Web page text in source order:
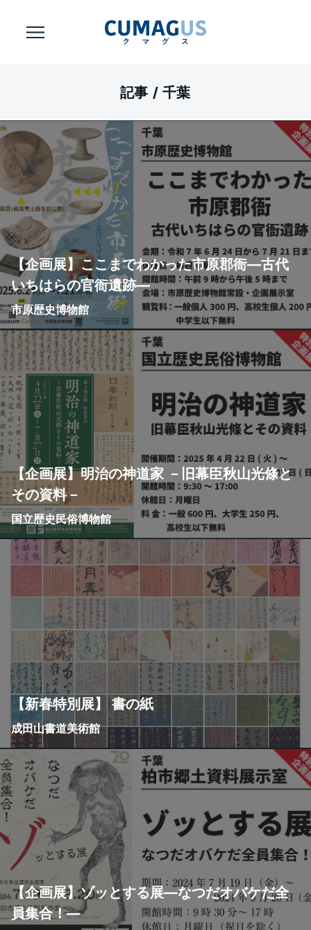
記事 / 千葉
【企画展】ここまでわかった市原郡衙—古代
いちはらの官衙遺跡―
市原歴史博物館
【企画展】明治の神道家 －旧幕臣秋山光條と
その資料－
国立歴史民俗博物館
【新春特別展】 書の紙
成田山書道美術館
【企画展】ゾッとする展―なつだオバケだ全
員集合！―